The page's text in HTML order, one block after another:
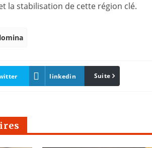
la stabilisation de cette région clé.
linkedin Pinterest
Suite